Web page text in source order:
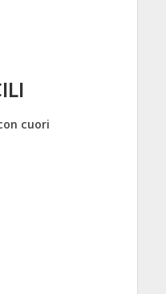
cuori